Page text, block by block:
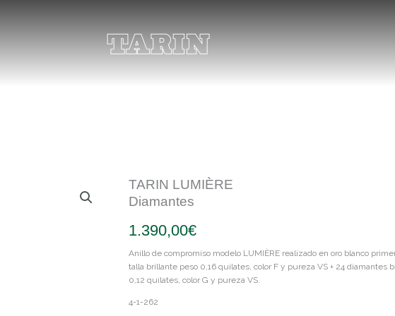
TARIN LUMIÈRE
Diamantes
1.390,00€
Anillo de compromiso modelo LUMIÈRE realizado en oro blanco
talla brillante peso 0,16 quilates, color F y pureza VS + 24 diamantes
0,12 quilates, color G y pureza VS.
4-1-262